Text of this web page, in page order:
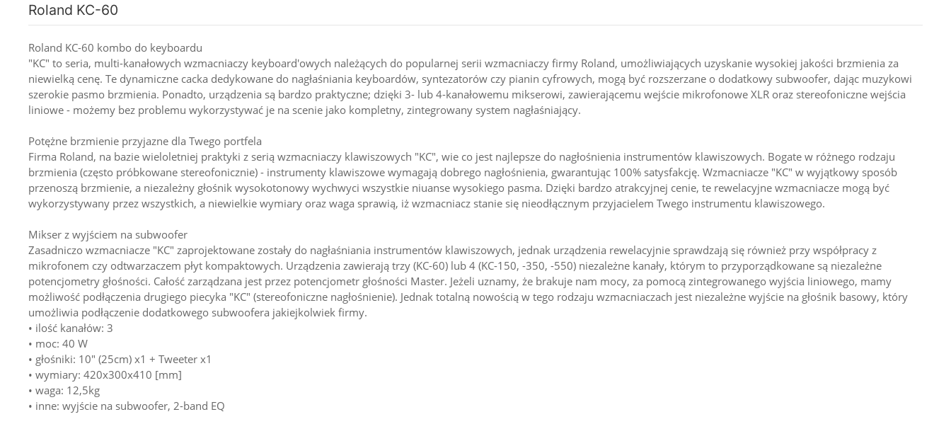
Roland KC-60
Roland KC-60 kombo do keyboardu
"KC" to seria, multi-kanałowych wzmacniaczy keyboard'owych należących do popularnej serii wzmacniaczy firmy Roland, umożliwiających uzyskanie wysokiej jakości brzmienia za
niewielką cenę. Te dynamiczne cacka dedykowane do nagłaśniania keyboardów, syntezatorów czy pianin cyfrowych, mogą być rozszerzane o dodatkowy subwoofer, dając muzykowi
szerokie pasmo brzmienia. Ponadto, urządzenia są bardzo praktyczne; dzięki 3- lub 4-kanałowemu mikserowi, zawierającemu wejście mikrofonowe XLR oraz stereofoniczne wejścia
liniowe - możemy bez problemu wykorzystywać je na scenie jako kompletny, zintegrowany system nagłaśniający.
Potężne brzmienie przyjazne dla Twego portfela
Firma Roland, na bazie wieloletniej praktyki z serią wzmacniaczy klawiszowych "KC", wie co jest najlepsze do nagłośnienia instrumentów klawiszowych. Bogate w różnego rodzaju
brzmienia (często próbkowane stereofonicznie) - instrumenty klawiszowe wymagają dobrego nagłośnienia, gwarantując 100% satysfakcję. Wzmacniacze "KC" w wyjątkowy sposób
przenoszą brzmienie, a niezależny głośnik wysokotonowy wychwyci wszystkie niuanse wysokiego pasma. Dzięki bardzo atrakcyjnej cenie, te rewelacyjne wzmacniacze mogą być
wykorzystywany przez wszystkich, a niewielkie wymiary oraz waga sprawią, iż wzmacniacz stanie się nieodłącznym przyjacielem Twego instrumentu klawiszowego.
Mikser z wyjściem na subwoofer
Zasadniczo wzmacniacze "KC" zaprojektowane zostały do nagłaśniania instrumentów klawiszowych, jednak urządzenia rewelacyjnie sprawdzają się również przy współpracy z
mikrofonem czy odtwarzaczem płyt kompaktowych. Urządzenia zawierają trzy (KC-60) lub 4 (KC-150, -350, -550) niezależne kanały, którym to przyporządkowane są niezależne
potencjometry głośności. Całość zarządzana jest przez potencjometr głośności Master. Jeżeli uznamy, że brakuje nam mocy, za pomocą zintegrowanego wyjścia liniowego, mamy
możliwość podłączenia drugiego piecyka "KC" (stereofoniczne nagłośnienie). Jednak totalną nowością w tego rodzaju wzmacniaczach jest niezależne wyjście na głośnik basowy, który
umożliwia podłączenie dodatkowego subwoofera jakiejkolwiek firmy.
• ilość kanałów: 3
• moc: 40 W
• głośniki: 10" (25cm) x1 + Tweeter x1
• wymiary: 420x300x410 [mm]
• waga: 12,5kg
• inne: wyjście na subwoofer, 2-band EQ